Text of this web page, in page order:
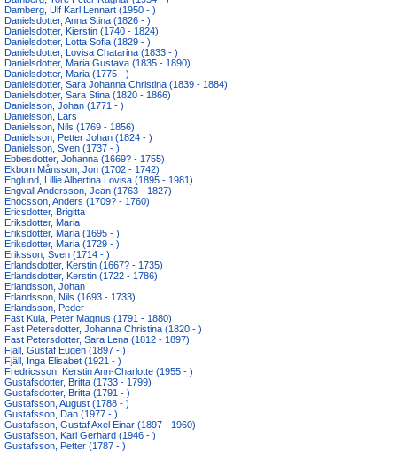
Damberg, Ulf Karl Lennart (1950 - )
Danielsdotter, Anna Stina (1826 - )
Danielsdotter, Kierstin (1740 - 1824)
Danielsdotter, Lotta Sofia (1829 - )
Danielsdotter, Lovisa Chatarina (1833 - )
Danielsdotter, Maria Gustava (1835 - 1890)
Danielsdotter, Maria (1775 - )
Danielsdotter, Sara Johanna Christina (1839 - 1884)
Danielsdotter, Sara Stina (1820 - 1866)
Danielsson, Johan (1771 - )
Danielsson, Lars
Danielsson, Nils (1769 - 1856)
Danielsson, Petter Johan (1824 - )
Danielsson, Sven (1737 - )
Ebbesdotter, Johanna (1669? - 1755)
Ekbom Månsson, Jon (1702 - 1742)
Englund, Lillie Albertina Lovisa (1895 - 1981)
Engvall Andersson, Jean (1763 - 1827)
Enocsson, Anders (1709? - 1760)
Ericsdotter, Brigitta
Eriksdotter, Maria
Eriksdotter, Maria (1695 - )
Eriksdotter, Maria (1729 - )
Eriksson, Sven (1714 - )
Erlandsdotter, Kerstin (1667? - 1735)
Erlandsdotter, Kerstin (1722 - 1786)
Erlandsson, Johan
Erlandsson, Nils (1693 - 1733)
Erlandsson, Peder
Fast Kula, Peter Magnus (1791 - 1880)
Fast Petersdotter, Johanna Christina (1820 - )
Fast Petersdotter, Sara Lena (1812 - 1897)
Fjäll, Gustaf Eugen (1897 - )
Fjäll, Inga Elisabet (1921 - )
Fredricsson, Kerstin Ann-Charlotte (1955 - )
Gustafsdotter, Britta (1733 - 1799)
Gustafsdotter, Britta (1791 - )
Gustafsson, August (1788 - )
Gustafsson, Dan (1977 - )
Gustafsson, Gustaf Axel Einar (1897 - 1960)
Gustafsson, Karl Gerhard (1946 - )
Gustafsson, Petter (1787 - )